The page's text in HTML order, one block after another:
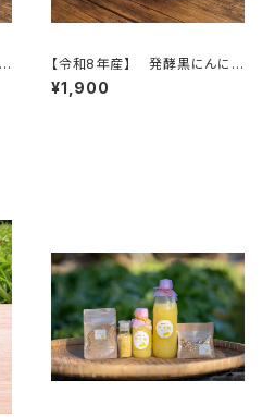
【令和8年産】 発酵黒にんに
く 120ｇ（1袋） ※農薬・化学
肥料不使用 ※天然由来の活
¥1,900